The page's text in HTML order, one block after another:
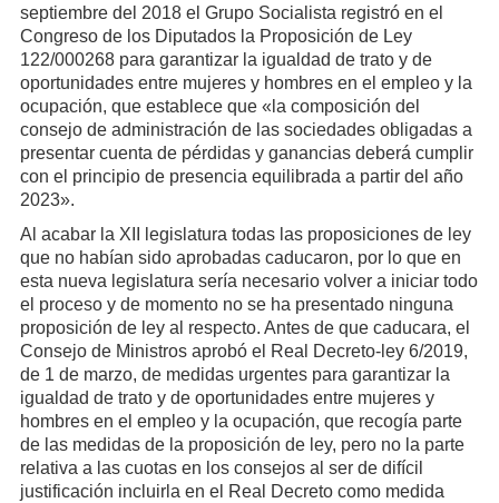
septiembre del 2018 el Grupo Socialista registró en el
Congreso de los Diputados la Proposición de Ley
122/000268 para garantizar la igualdad de trato y de
oportunidades entre mujeres y hombres en el empleo y la
ocupación, que establece que «la composición del
consejo de administración de las sociedades obligadas a
presentar cuenta de pérdidas y ganancias deberá cumplir
con el principio de presencia equilibrada a partir del año
2023».
Al acabar la XII legislatura todas las proposiciones de ley
que no habían sido aprobadas caducaron, por lo que en
esta nueva legislatura sería necesario volver a iniciar todo
el proceso y de momento no se ha presentado ninguna
proposición de ley al respecto. Antes de que caducara, el
Consejo de Ministros aprobó el Real Decreto-ley 6/2019,
de 1 de marzo, de medidas urgentes para garantizar la
igualdad de trato y de oportunidades entre mujeres y
hombres en el empleo y la ocupación, que recogía parte
de las medidas de la proposición de ley, pero no la parte
relativa a las cuotas en los consejos al ser de difícil
justificación incluirla en el Real Decreto como medida